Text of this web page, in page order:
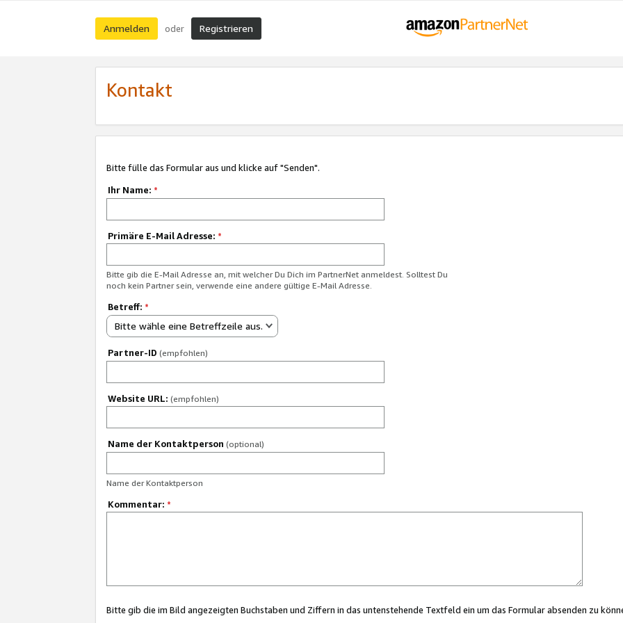
Anmelden oder Registrieren
Kontakt
Bitte fülle das Formular aus und klicke auf "Senden".
Ihr Name: *
Primäre E-Mail Adresse: *
Bitte gib die E-Mail Adresse an, mit welcher Du Dich im PartnerNet anmeldest. Solltest Du
noch kein Partner sein, verwende eine andere gültige E-Mail Adresse.
Betreff: *
Bitte wähle eine Betreffzeile aus.
Partner-ID (empfohlen)
Website URL: (empfohlen)
Name der Kontaktperson (optional)
Name der Kontaktperson
Kommentar: *
Bitte gib die im Bild angezeigten Buchstaben und Ziffern in das untenstehende Textfeld ein um das Formular absenden zu